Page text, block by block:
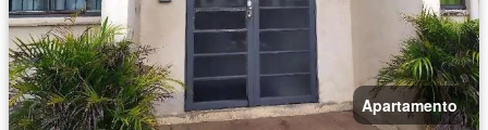
Apartamento